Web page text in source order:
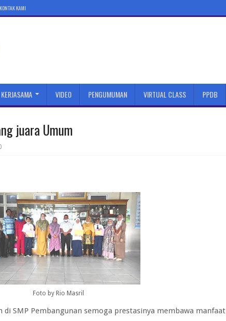
KONTAK KAMI
KERJASAMA VIDEO PENGUMUMAN VIRTUAL CLASS PPDB
juara Umum
Foto by Rio Masril
di SMP Pembangunan semoga prestasinya membawa manfaat